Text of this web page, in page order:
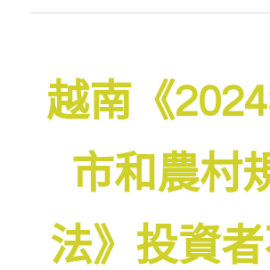
越南《
市和農村
法》投資者